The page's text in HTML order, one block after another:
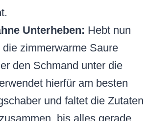
Unterheben: Hebt nun
zimmerwarme Saure
den Schmand unter die
hierfür am besten
und faltet die Zutaten
bis alles gerade